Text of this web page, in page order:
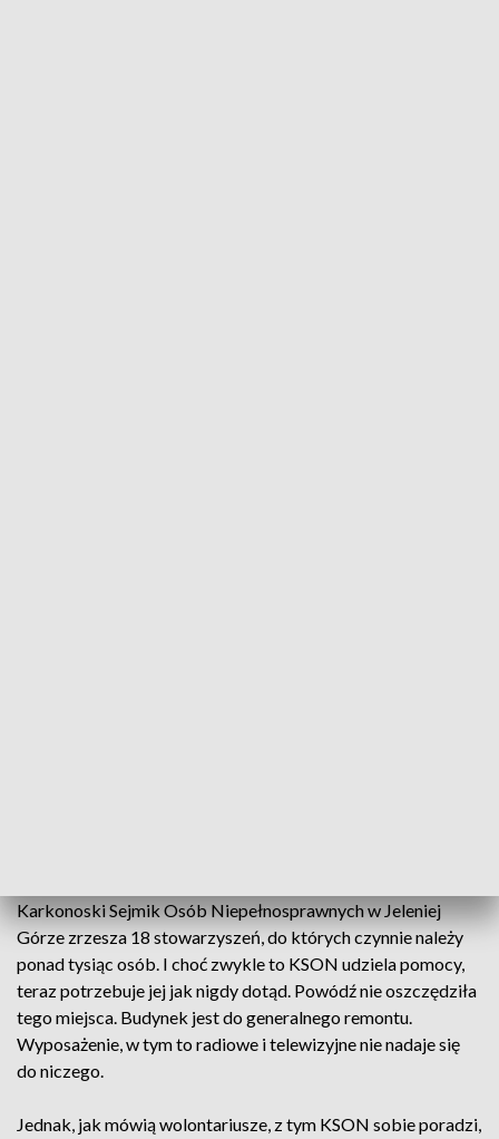
Karkonoski Sejmik Osób Niepełnosprawnych w Jeleniej
Górze zrzesza 18 stowarzyszeń, do których czynnie należy
ponad tysiąc osób. I choć zwykle to KSON udziela pomocy,
teraz potrzebuje jej jak nigdy dotąd. Powódź nie oszczędziła
tego miejsca. Budynek jest do generalnego remontu.
Wyposażenie, w tym to radiowe i telewizyjne nie nadaje się
do niczego.
Jednak, jak mówią wolontariusze, z tym KSON sobie poradzi,